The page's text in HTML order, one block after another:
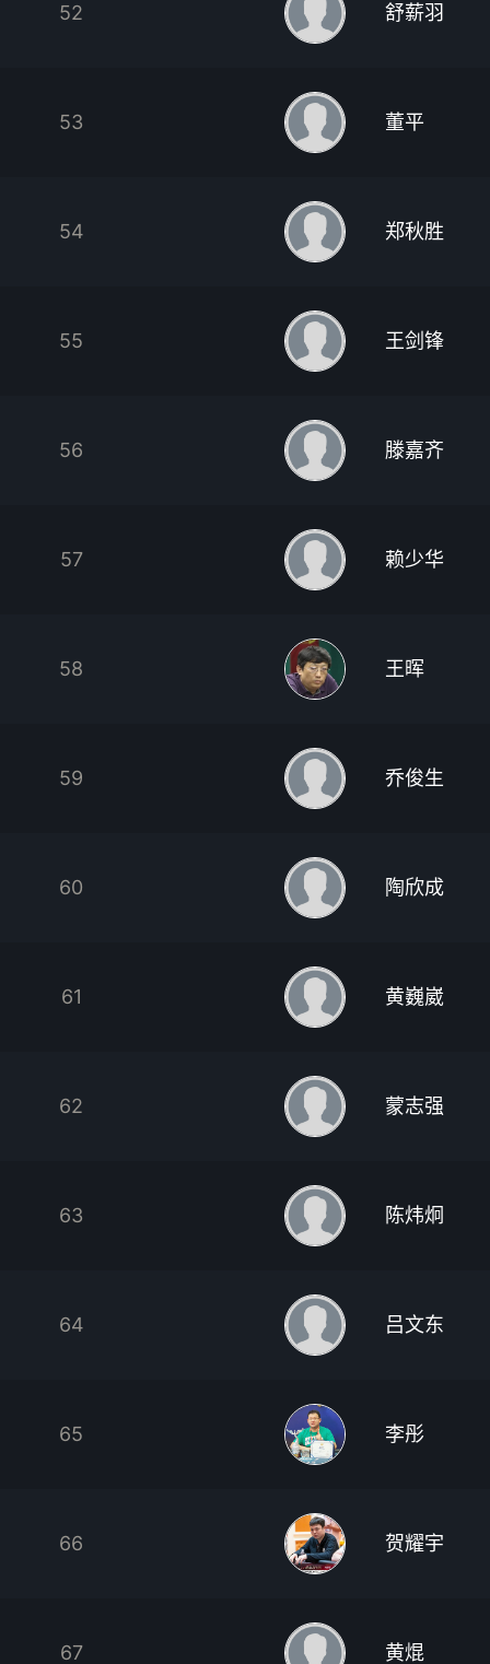
52 舒薪羽
53 董平
54 郑秋胜
55 王剑锋
56 滕嘉齐
57 赖少华
58 王晖
59 乔俊生
60 陶欣成
61 黄巍崴
62 蒙志强
63 陈炜炯
64 吕文东
65 李彤
66 贺耀宇
67 黄焜